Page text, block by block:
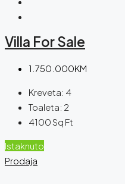
Villa For Sale
1.750.000KM
Kreveta: 4
Toaleta: 2
4100Sq Ft
Istaknuto
Prodaja